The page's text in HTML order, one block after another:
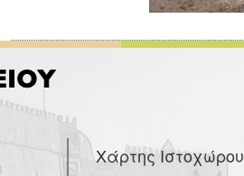
Χάρτης Ιστοχώρου